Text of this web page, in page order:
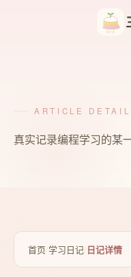
ARTICLE DETAIL
真实记录编程学习的某
首页/学习日记/日记详情